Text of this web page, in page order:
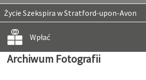
Życie Szekspira w Stratford-upon-Avon
Wpłać
Archiwum Fotografii